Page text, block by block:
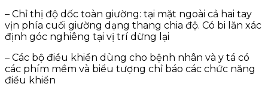
– Chỉ thị độ dốc toàn giường: tại mặt ngoài cả hai tay
vịn phía cuối giường dạng thang chia độ. Có bi lăn xác
định góc nghiêng tại vị trí dừng lại
– Các bộ điều khiển dùng cho bệnh nhân và y tá có
các phím mềm và biểu tượng chỉ báo các chức năng
điều khiển